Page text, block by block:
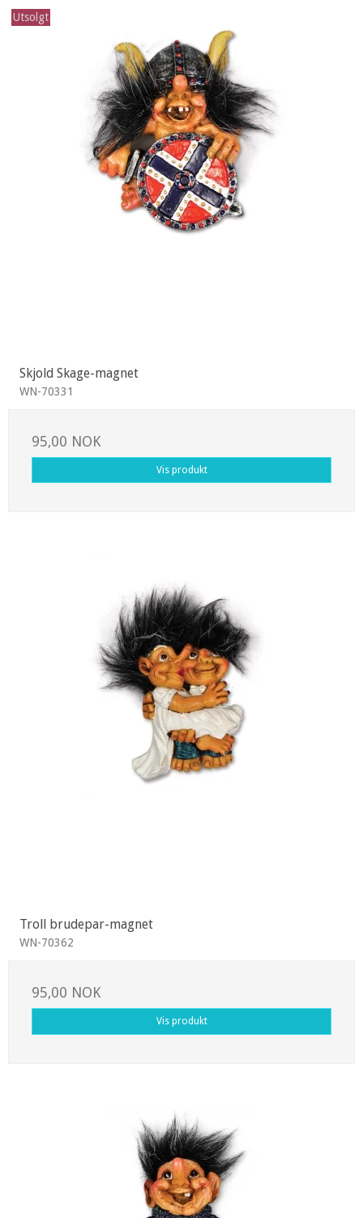
Utsolgt
Skjold Skage-magnet
WN-70331
95,00 NOK
Vis produkt
Troll brudepar-magnet
WN-70362
95,00 NOK
Vis produkt